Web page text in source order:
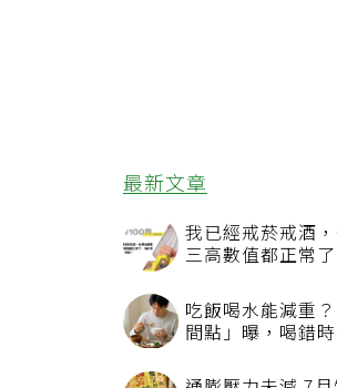
最新文章
我已經戒菸戒酒
三高數值都正常
吃飯喝水能減重
間點」曝，喝錯